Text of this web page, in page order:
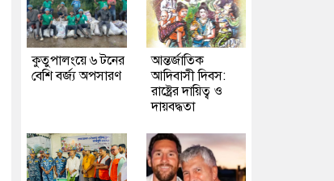
কুতুপালংয়ে ৬ টনের
বেশি বর্জ্য অপসারণ
আন্তর্জাতিক
আদিবাসী দিবস:
রাষ্ট্রের দায়িত্ব ও
দায়বদ্ধতা